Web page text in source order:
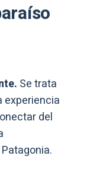
Se trata
experiencia
del